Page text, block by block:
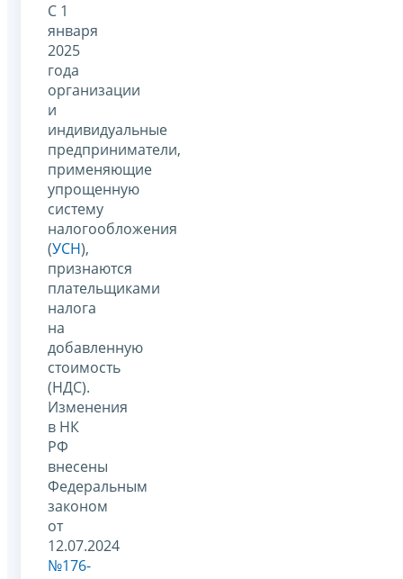
С 1
января
2025
года
организации
и
индивидуальные
предприниматели,
применяющие
упрощенную
систему
налогообложения
(УСН),
признаются
плательщиками
налога
на
добавленную
стоимость
(НДС).
Изменения
в НК
РФ
внесены
Федеральным
законом
от
12.07.2024
№176-